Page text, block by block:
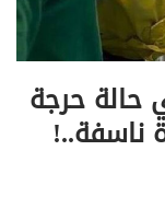
حالة حرجة
ناسفة..!